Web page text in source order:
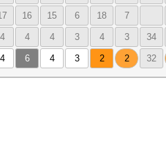
16 15 6 18 7
4 4 4 3 4 3 34
4 6 4 3 2 2 32